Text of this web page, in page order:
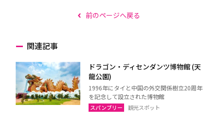
前のページへ戻る
関連記事
ドラゴン・ディセンダンツ博物館 (天
龍公園)
1996年にタイと中国の外交関係樹立20周年
を記念して設立された博物館
スパンブリー 観光スポット